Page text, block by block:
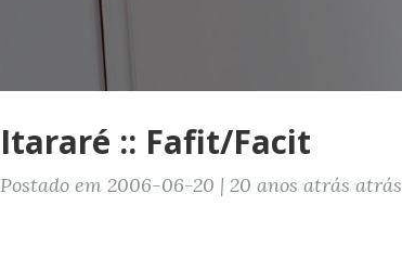
Itararé :: Fafit/Facit
Postado em 2006-06-20 | 20 anos atrás atrás